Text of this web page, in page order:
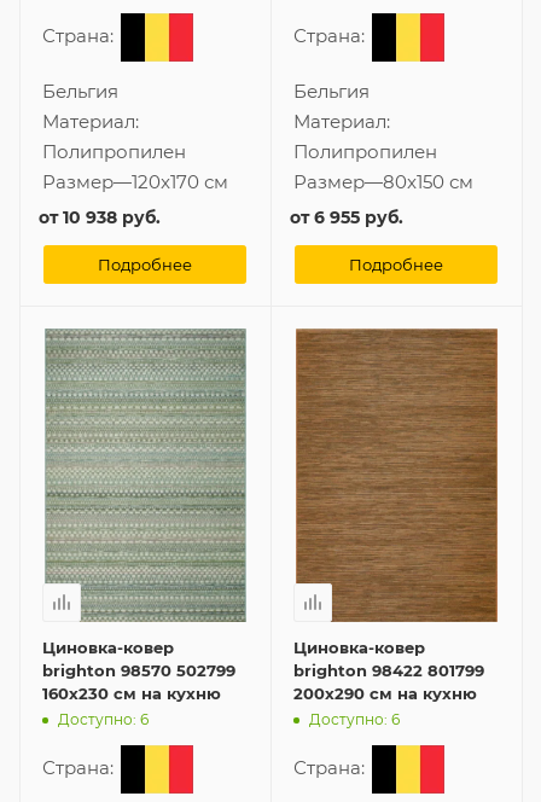
Страна:
Бельгия
Материал:
Полипропилен
Размер—120x170 см
от10 938 руб.
Подробнее
Страна:
Бельгия
Материал:
Полипропилен
Размер—80x150 см
от6 955 руб.
Подробнее
Циновка-ковер
brighton 98570 502799
160x230 см на кухню
Доступно: 6
Страна:
Циновка-ковер
brighton 98422 801799
200x290 см на кухню
Доступно: 6
Страна: